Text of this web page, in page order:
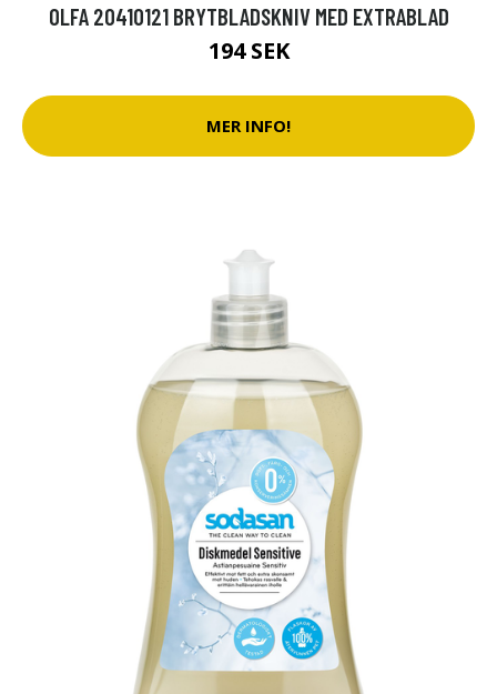
OLFA 20410121 BRYTBLADSKNIV MED EXTRABLAD
194 SEK
MER INFO!